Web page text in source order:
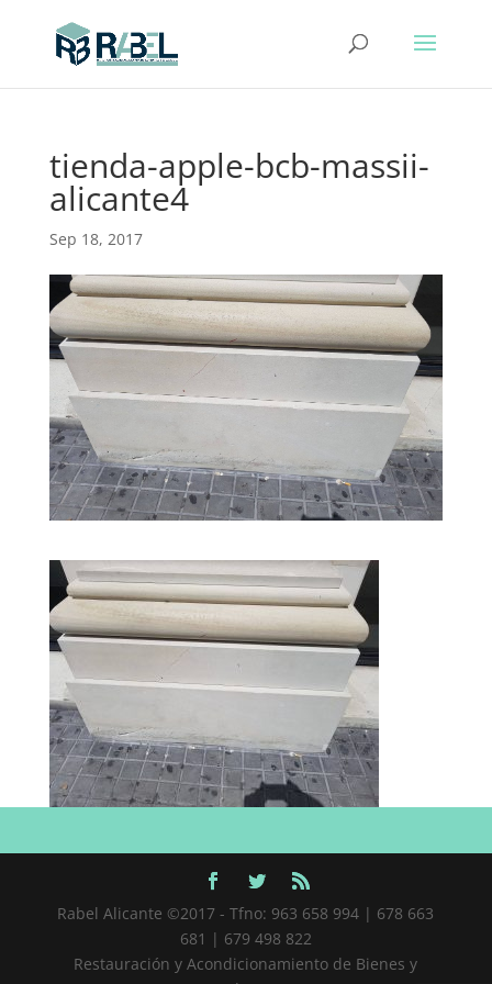
tienda-apple-bcb-massii-
alicante4
Sep 18, 2017
Rabel Alicante ©2017 - Tfno: 963 658 994 | 678 663
681 | 679 498 822
Restauración y Acondicionamiento de Bienes y